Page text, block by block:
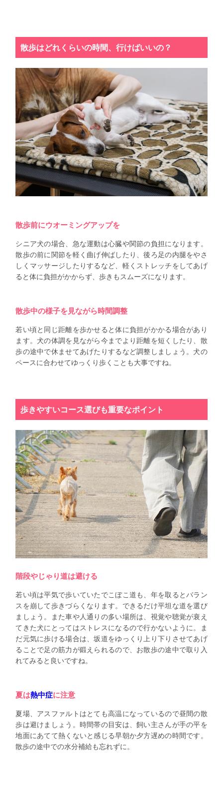
散歩はどれくらいの時間、行けばいいの？
散歩前にウオーミングアップを
シニア犬の場合、急な運動は心臓や関節の負担になります。
散歩の前に関節を軽く曲げ伸ばしたり、後ろ足の内腿をやさ
しくマッサージしたりするなど、軽くストレッチをしてあげ
ると体に負担がかからず、歩きもスムーズになります。
散歩中の様子を見ながら時間調整
若い頃と同じ距離を歩かせると体に負担がかかる場合があり
ます。犬の体調を見ながら今までより距離を短くしたり、散
歩の途中で休ませてあげたりするなど調整しましょう。犬の
ペースに合わせてゆっくり歩くことも大事ですね。
歩きやすいコース選びも重要なポイント
階段やじゃり道は避ける
若い頃は平気で歩いていたでこぼこ道も、年を取るとバラン
スを崩して歩きづらくなります。できるだけ平坦な道を選び
ましょう。また車や人通りの多い場所は、視覚や聴覚が衰え
てきた犬にとってはストレスになるので行かないように。ま
だ元気に歩ける場合は、坂道をゆっくり上り下りさせてあげ
ることで足の筋力が鍛えられるので、お散歩の途中で取り入
れてみると良いですね。
夏は熱中症に注意
夏場、アスファルトはとても高温になっているので昼間の散
歩は避けましょう。時間帯の目安は、飼い主さんが手の平を
地面にあてて熱くないと感じる早朝か夕方遅めの時間です。
散歩の途中での水分補給も忘れずに。